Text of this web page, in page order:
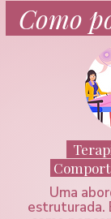
Como
Uma
estruturada.